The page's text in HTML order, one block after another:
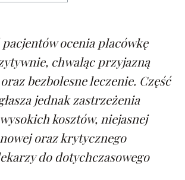
pacjentów ocenia placówkę
chwaląc przyjazną
bezbolesne leczenie. Część
jednak zastrzeżenia
kosztów, niejasnej
oraz krytycznego
do dotychczasowego